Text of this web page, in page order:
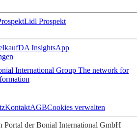
Lidl Prospekt
kaufDA InsightsApp
International Group The network for
KontaktAGBCookies verwalten
der Bonial International GmbH